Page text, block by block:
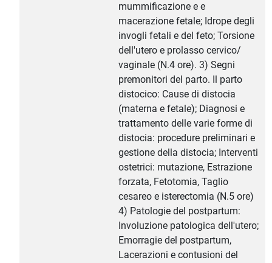
mummificazione e e
macerazione fetale; Idrope degli
invogli fetali e del feto; Torsione
dell'utero e prolasso cervico/
vaginale (N.4 ore). 3) Segni
premonitori del parto. Il parto
distocico: Cause di distocia
(materna e fetale); Diagnosi e
trattamento delle varie forme di
distocia: procedure preliminari e
gestione della distocia; Interventi
ostetrici: mutazione, Estrazione
forzata, Fetotomia, Taglio
cesareo e isterectomia (N.5 ore)
4) Patologie del postpartum:
Involuzione patologica dell'utero;
Emorragie del postpartum,
Lacerazioni e contusioni del